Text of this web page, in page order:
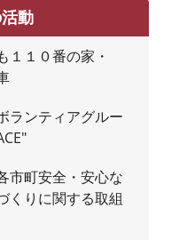
動
１１０番の家・
ランティアグルー
市町安全・安心な
くりに関する取組